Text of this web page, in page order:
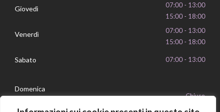
Giovedì
07:00 - 13:00
15:00 - 18:00
Venerdì
07:00 - 13:00
15:00 - 18:00
Sabato 07:00 - 13:00
Domenica
Chiuso